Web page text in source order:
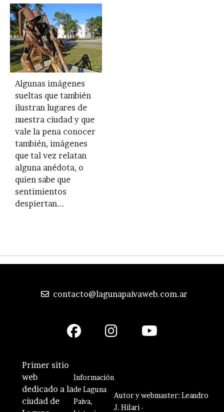
Algunas imágenes
sueltas que también
ilustran lugares de
nuestra ciudad y que
vale la pena conocer
también, imágenes
que tal vez relatan
alguna anédota, o
quien sabe que
sentimientos
despiertan...
contacto@lagunapaivaweb.com.ar
Primer sitio
web
dedicado a la
ciudad de
Información
de Laguna
Paiva,
Autor y webmaster: Leandro
J. Hilari -